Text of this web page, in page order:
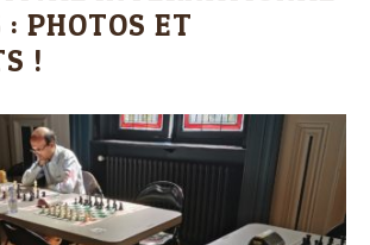
: PHOTOS ET
!